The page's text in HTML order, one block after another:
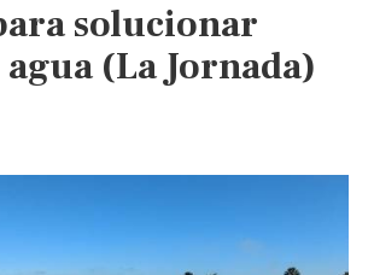
solucionar
(La Jornada)